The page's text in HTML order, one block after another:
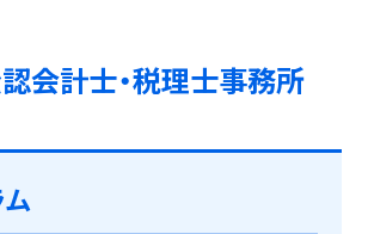
会計士・税理士事務所